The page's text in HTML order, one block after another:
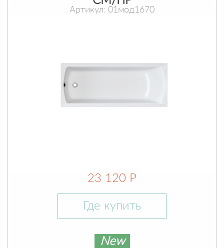
Артикул: 01мод1670
23 120 Р
Где купить
New